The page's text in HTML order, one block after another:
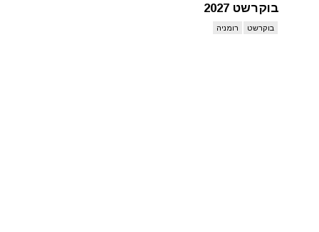
בוקרשט 2027
בוקרשט רומניה